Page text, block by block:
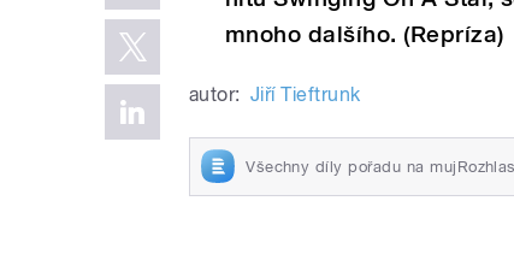
mnoho dalšího. (Repríza)
autor: Jiří Tieftrunk
Všechny díly pořadu na mujRozhlas